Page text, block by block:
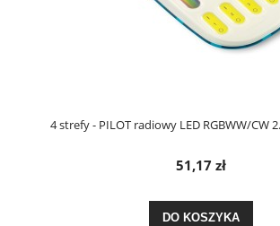
4 strefy - PILOT radiowy LED RGBWW/CW
51,17 zł
DO KOSZYKA